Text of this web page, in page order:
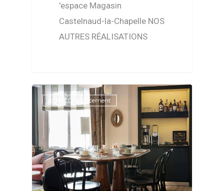
'espace Magasin
Castelnaud-la-Chapelle NOS
AUTRES RÉALISATIONS
Atelier D'agencement